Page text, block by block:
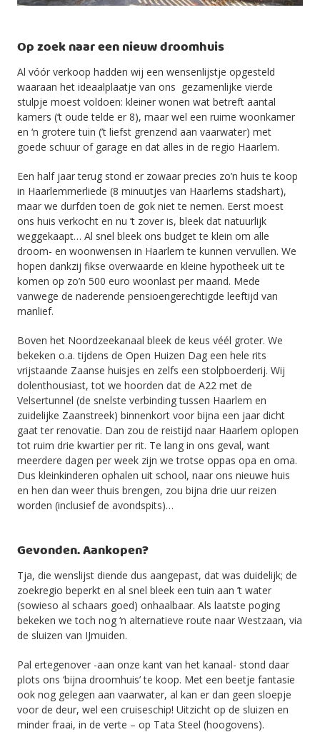
Op zoek naar een nieuw droomhuis
Al vóór verkoop hadden wij een wensenlijstje opgesteld
waaraan het ideaalplaatje van ons gezamenlijke vierde
stulpje moest voldoen: kleiner wonen wat betreft aantal
kamers (‘t oude telde er 8), maar wel een ruime woonkamer
en ‘n grotere tuin (’t liefst grenzend aan vaarwater) met
goede schuur of garage en dat alles in de regio Haarlem.
Een half jaar terug stond er zowaar precies zo’n huis te koop
in Haarlemmerliede (8 minuutjes van Haarlems stadshart),
maar we durfden toen de gok niet te nemen. Eerst moest
ons huis verkocht en nu ’t zover is, bleek dat natuurlijk
weggekaapt… Al snel bleek ons budget te klein om alle
droom- en woonwensen in Haarlem te kunnen vervullen. We
hopen dankzij fikse overwaarde en kleine hypotheek uit te
komen op zo’n 500 euro woonlast per maand. Mede
vanwege de naderende pensioengerechtigde leeftijd van
manlief.
Boven het Noordzeekanaal bleek de keus véél groter. We
bekeken o.a. tijdens de Open Huizen Dag een hele rits
vrijstaande Zaanse huisjes en zelfs een stolpboerderij. Wij
dolenthousiast, tot we hoorden dat de A22 met de
Velsertunnel (de snelste verbinding tussen Haarlem en
zuidelijke Zaanstreek) binnenkort voor bijna een jaar dicht
gaat ter renovatie. Dan zou de reistijd naar Haarlem oplopen
tot ruim drie kwartier per rit. Te lang in ons geval, want
meerdere dagen per week zijn we trotse oppas opa en oma.
Dus kleinkinderen ophalen uit school, naar ons nieuwe huis
en hen dan weer thuis brengen, zou bijna drie uur reizen
worden (inclusief de avondspits)…
Gevonden. Aankopen?
Tja, die wenslijst diende dus aangepast, dat was duidelijk; de
zoekregio beperkt en al snel bleek een tuin aan ’t water
(sowieso al schaars goed) onhaalbaar. Als laatste poging
bekeken we toch nog ‘n alternatieve route naar Westzaan, via
de sluizen van IJmuiden.
Pal ertegenover -aan onze kant van het kanaal- stond daar
plots ons ‘bijna droomhuis’ te koop. Met een beetje fantasie
ook nog gelegen aan vaarwater, al kan er dan geen sloepje
voor de deur, wel een cruiseschip! Uitzicht op de sluizen en
minder fraai, in de verte – op Tata Steel (hoogovens).